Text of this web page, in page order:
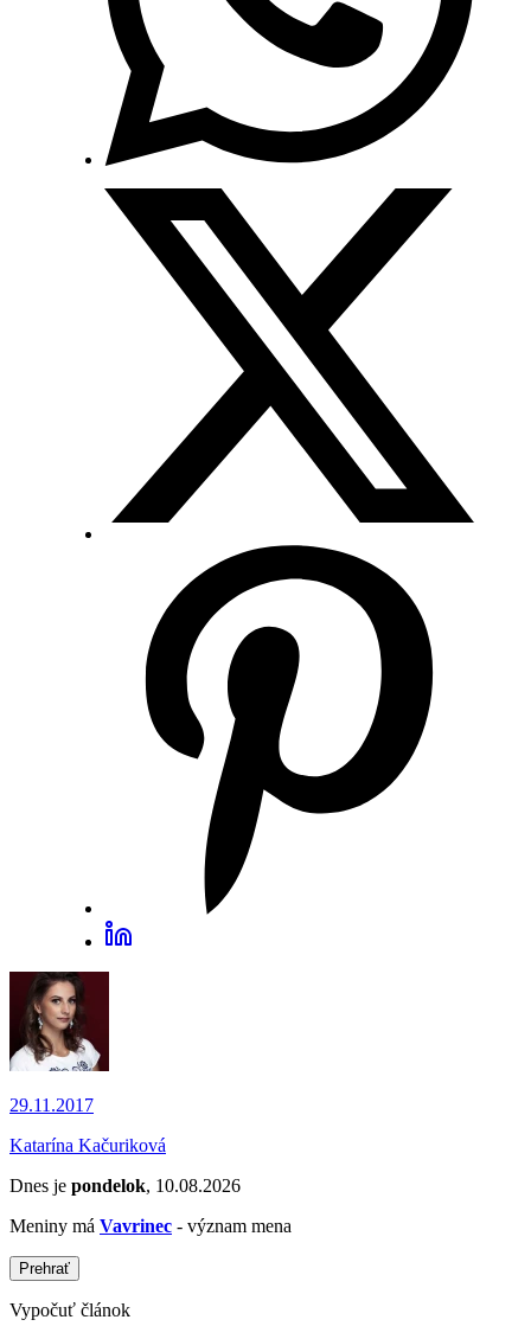
29.11.2017
Katarína Kačuriková
Dnes je pondelok, 10.08.2026
Meniny má Vavrinec - význam mena
Prehrať
Vypočuť článok